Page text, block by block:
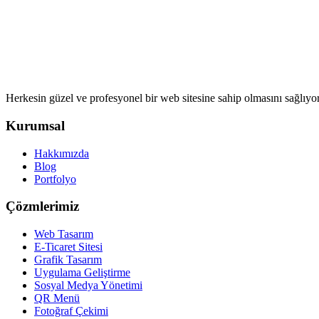
Herkesin güzel ve profesyonel bir web sitesine sahip olmasını
Kurumsal
Hakkımızda
Blog
Portfolyo
Çözmlerimiz
Web Tasarım
E-Ticaret Sitesi
Grafik Tasarım
Uygulama Geliştirme
Sosyal Medya Yönetimi
QR Menü
Fotoğraf Çekimi